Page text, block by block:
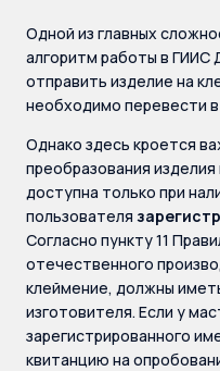
Одной из главных
алгоритм работы в
отправить изделие на
необходимо перевести
Однако здесь кроется
преобразования
доступна только при
пользователя
Согласно пункту 11
отечественного
клеймение, должны
изготовителя. Если у
зарегистрированного
квитанцию на